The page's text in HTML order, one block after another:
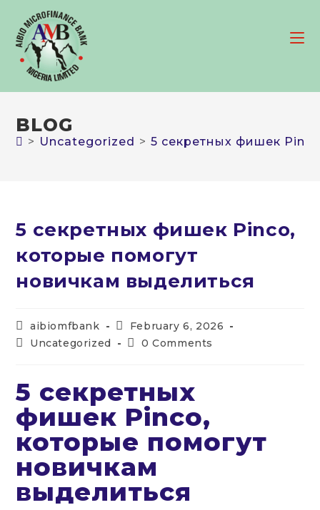
content
BLOG
> Uncategorized > 5 секретных фишек
5 секретных фишек Pinco,
которые помогут
новичкам выделиться
Post
author:
aibiomfbank
Post
published:
February 6, 2026
PostUncategorized
Post0 Comments
5 секретных
фишек Pinco,
которые помогут
новичкам
выделиться